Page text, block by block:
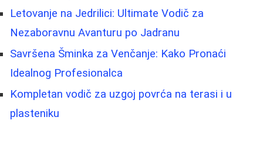
Letovanje na Jedrilici: Ultimate Vodič za
Nezaboravnu Avanturu po Jadranu
Savršena Šminka za Venčanje: Kako Pronaći
Idealnog Profesionalca
Kompletan vodič za uzgoj povrća na terasi i u
plasteniku